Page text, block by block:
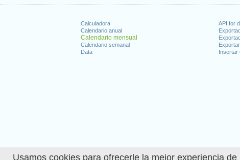
Usamos cookies para ofrecerle la mejor experiencia
Calculadora
Calendario anual
Calendario mensual
Calendario semanal
Data
API for
Insertar